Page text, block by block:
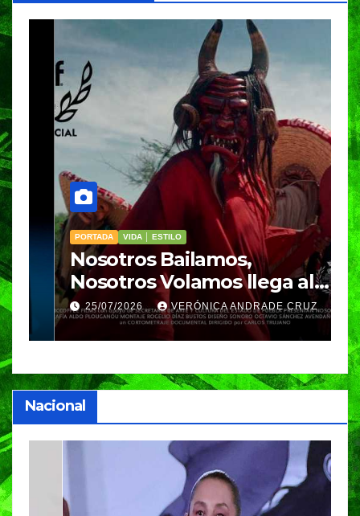
PORTADA VIDA │ ESTILO
Nosotros Bailamos,
Nosotros Volamos llega al
GIFF
25/07/2026 VERÓNICA ANDRADE CRUZ
Nacional